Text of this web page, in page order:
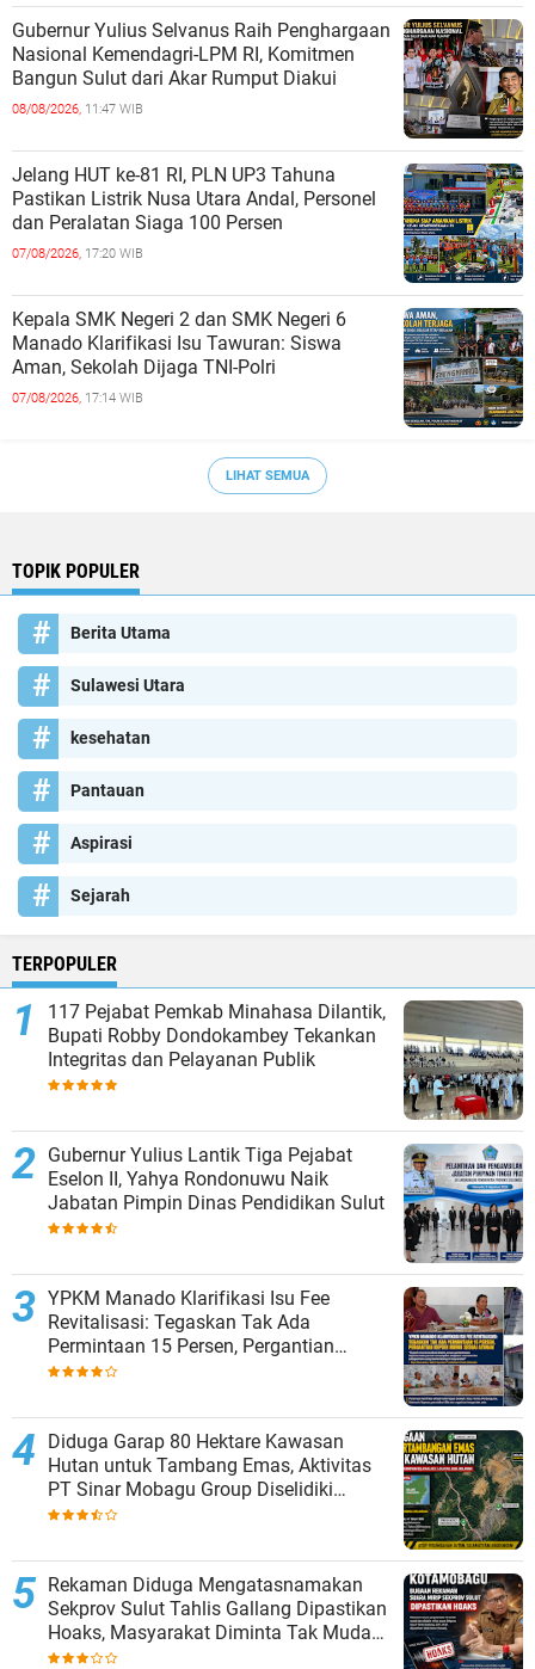
Gubernur Yulius Selvanus Raih Penghargaan
Nasional Kemendagri-LPM RI, Komitmen
Bangun Sulut dari Akar Rumput Diakui
08/08/2026, 11:47 WIB
Jelang HUT ke-81 RI, PLN UP3 Tahuna
Pastikan Listrik Nusa Utara Andal, Personel
dan Peralatan Siaga 100 Persen
07/08/2026, 17:20 WIB
Kepala SMK Negeri 2 dan SMK Negeri 6
Manado Klarifikasi Isu Tawuran: Siswa
Aman, Sekolah Dijaga TNI-Polri
07/08/2026, 17:14 WIB
LIHAT SEMUA
TOPIK POPULER
Berita Utama
Sulawesi Utara
kesehatan
Pantauan
Aspirasi
Sejarah
TERPOPULER
117 Pejabat Pemkab Minahasa Dilantik,
Bupati Robby Dondokambey Tekankan
Integritas dan Pelayanan Publik
Gubernur Yulius Lantik Tiga Pejabat
Eselon II, Yahya Rondonuwu Naik
Jabatan Pimpin Dinas Pendidikan Sulut
YPKM Manado Klarifikasi Isu Fee
Revitalisasi: Tegaskan Tak Ada
Permintaan 15 Persen, Pergantian
Kepsek Murni Sesuai Aturan
Diduga Garap 80 Hektare Kawasan
Hutan untuk Tambang Emas, Aktivitas
PT Sinar Mobagu Group Diselidiki
Aparat
Rekaman Diduga Mengatasnamakan
Sekprov Sulut Tahlis Gallang Dipastikan
Hoaks, Masyarakat Diminta Tak Mudah
Percaya